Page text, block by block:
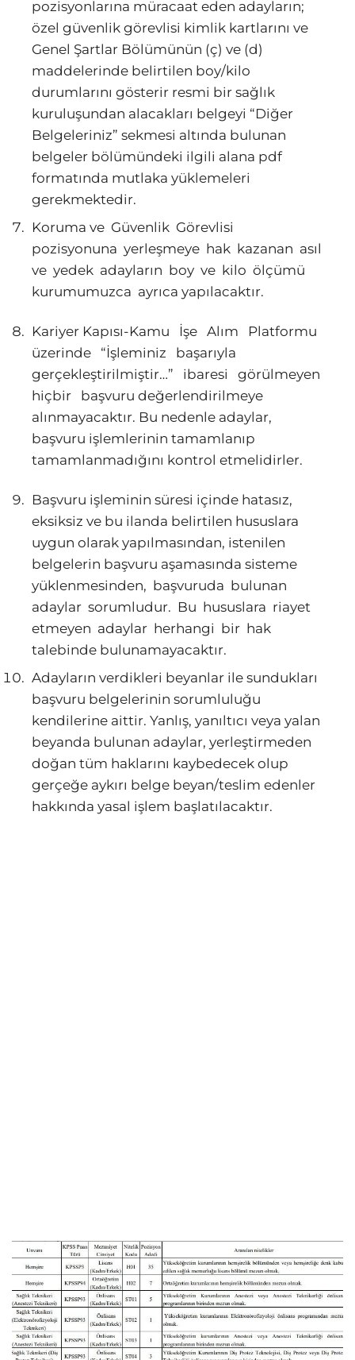
pozisyonlarına müracaat eden adayların;
özel güvenlik görevlisi kimlik kartlarını ve
Genel Şartlar Bölümünün (ç) ve (d)
maddelerinde belirtilen boy/kilo
durumlarını gösterir resmi bir sağlık
kuruluşundan alacakları belgeyi “Diğer
Belgeleriniz” sekmesi altında bulunan
belgeler bölümündeki ilgili alana pdf
formatında mutlaka yüklemeleri
gerekmektedir.
Koruma ve Güvenlik Görevlisi
pozisyonuna yerleşmeye hak kazanan asıl
ve yedek adayların boy ve kilo ölçümü
kurumumuzca ayrıca yapılacaktır.
Kariyer Kapısı-Kamu İşe Alım Platformu
üzerinde “İşleminiz başarıyla
gerçekleştirilmiştir…” ibaresi görülmeyen
hiçbir başvuru değerlendirilmeye
alınmayacaktır. Bu nedenle adaylar,
başvuru işlemlerinin tamamlanıp
tamamlanmadığını kontrol etmelidirler.
Başvuru işleminin süresi içinde hatasız,
eksiksiz ve bu ilanda belirtilen hususlara
uygun olarak yapılmasından, istenilen
belgelerin başvuru aşamasında sisteme
yüklenmesinden, başvuruda bulunan
adaylar sorumludur. Bu hususlara riayet
etmeyen adaylar herhangi bir hak
talebinde bulunamayacaktır.
Adayların verdikleri beyanlar ile sundukları
başvuru belgelerinin sorumluluğu
kendilerine aittir. Yanlış, yanıltıcı veya yalan
beyanda bulunan adaylar, yerleştirmeden
doğan tüm haklarını kaybedecek olup
gerçeğe aykırı belge beyan/teslim edenler
hakkında yasal işlem başlatılacaktır.